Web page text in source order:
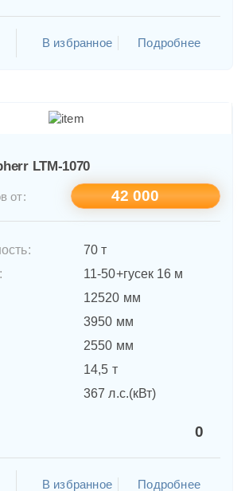
В избранное Подробнее
LTM-1070
от: 42 000
70 т
11-50+гусек 16 м
12520 мм
3950 мм
2550 мм
14,5 т
367 л.с.(кВт)
0
В избранное Подробнее